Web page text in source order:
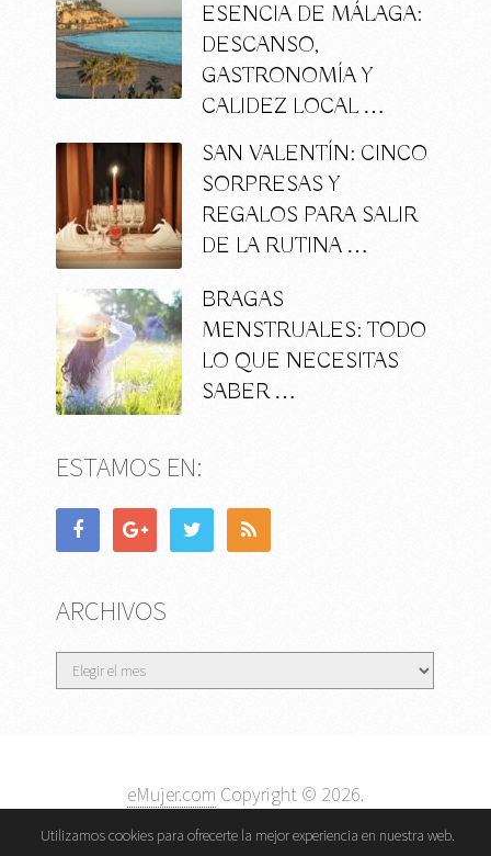
ESENCIA DE MÁLAGA:
DESCANSO,
GASTRONOMÍA Y
CALIDEZ LOCAL …
SAN VALENTÍN: CINCO
SORPRESAS Y
REGALOS PARA SALIR
DE LA RUTINA …
BRAGAS
MENSTRUALES: TODO
LO QUE NECESITAS
SABER …
ESTAMOS EN:
ARCHIVOS
Archivos
eMujer.com Copyright © 2026.
Contactar
|| Datos Legales y Privacidad
Política de
Utilizamos cookies para ofrecerte la mejor experiencia en nuestra web.